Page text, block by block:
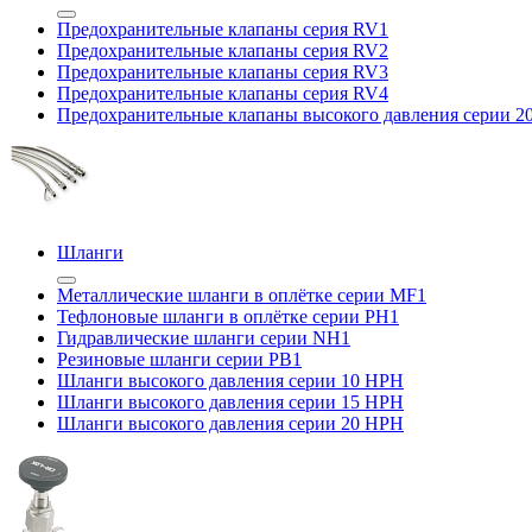
Предохранительные клапаны серия RV1
Предохранительные клапаны серия RV2
Предохранительные клапаны серия RV3
Предохранительные клапаны серия RV4
Предохранительные клапаны высокого давления серии
Шланги
Металлические шланги в оплётке серии MF1
Тефлоновые шланги в оплётке серии PH1
Гидравлические шланги серии NH1
Резиновые шланги серии PB1
Шланги высокого давления серии 10 HPH
Шланги высокого давления серии 15 HPH
Шланги высокого давления серии 20 HPH